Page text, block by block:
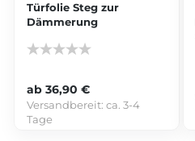
Türfolie Steg zur
Dämmerung
ab 36,90 €
Versandbereit:ca. 3-4
Tage